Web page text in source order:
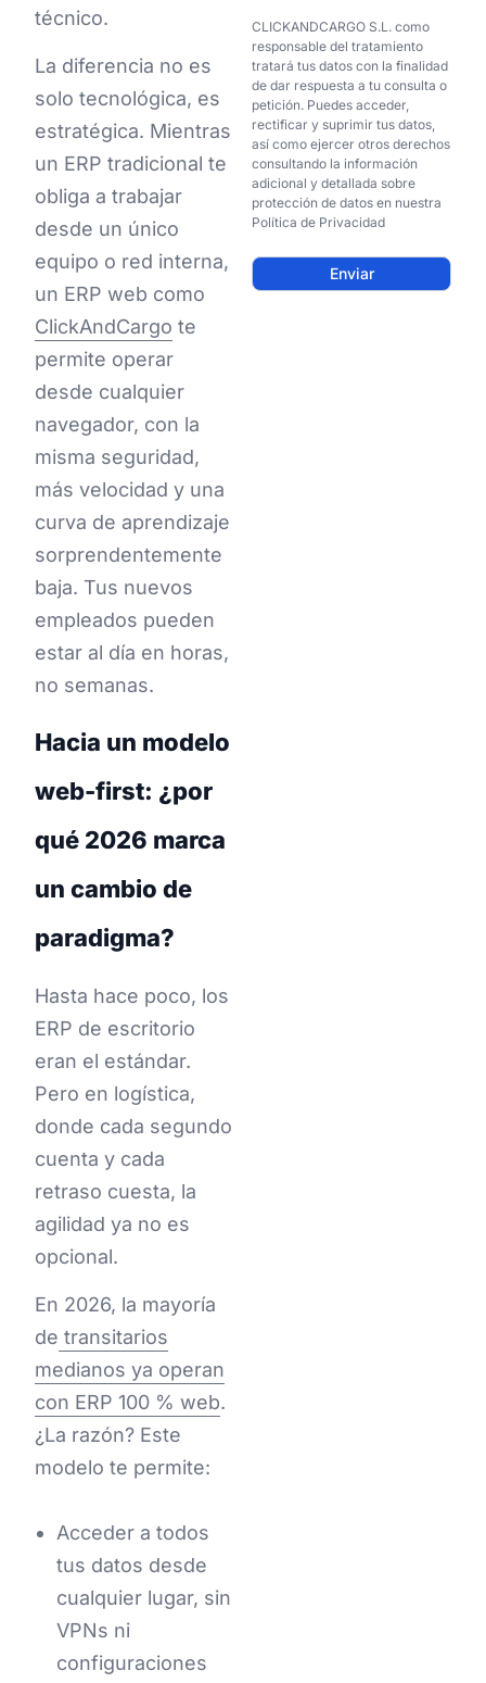
técnico.
La diferencia no es
solo tecnológica, es
estratégica. Mientras
un ERP tradicional te
obliga a trabajar
desde un único
equipo o red interna,
un ERP web como
ClickAndCargo te
permite operar
desde cualquier
navegador, con la
misma seguridad,
más velocidad y una
curva de aprendizaje
sorprendentemente
baja. Tus nuevos
empleados pueden
estar al día en horas,
no semanas.
Hacia un modelo
web-first: ¿por
qué 2026 marca
un cambio de
paradigma?
Hasta hace poco, los
ERP de escritorio
eran el estándar.
Pero en logística,
donde cada segundo
cuenta y cada
retraso cuesta, la
agilidad ya no es
opcional.
En 2026, la mayoría
de transitarios
medianos ya operan
con ERP 100 % web.
¿La razón? Este
modelo te permite:
Acceder a todos
tus datos desde
cualquier lugar, sin
VPNs ni
configuraciones
CLICKANDCARGO S.L. como
responsable del tratamiento
tratará tus datos con la finalidad
de dar respuesta a tu consulta o
petición. Puedes acceder,
rectificar y suprimir tus datos,
así como ejercer otros derechos
consultando la información
adicional y detallada sobre
protección de datos en nuestra
Política de Privacidad